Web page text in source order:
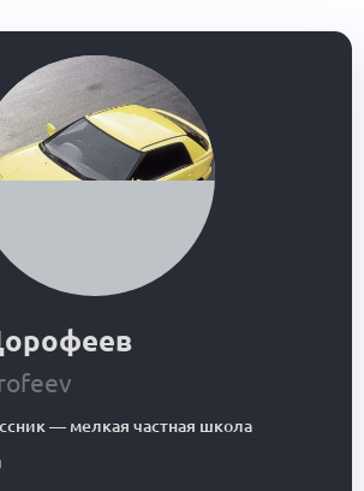
— мелкая частная школа